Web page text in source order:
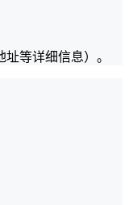
等详细信息）。